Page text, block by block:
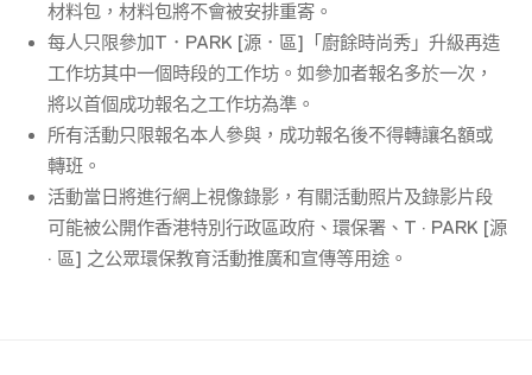
材料包，材料包將不會被安排重寄。
每人只限參加T．PARK [源．區]「廚餘時尚秀」升級再造
工作坊其中一個時段的工作坊。如參加者報名多於一次，
將以首個成功報名之工作坊為準。
所有活動只限報名本人參與，成功報名後不得轉讓名額或
轉班。
活動當日將進行網上視像錄影，有關活動照片及錄影片段
可能被公開作香港特別行政區政府、環保署、T · PARK [源
· 區] 之公眾環保教育活動推廣和宣傳等用途。